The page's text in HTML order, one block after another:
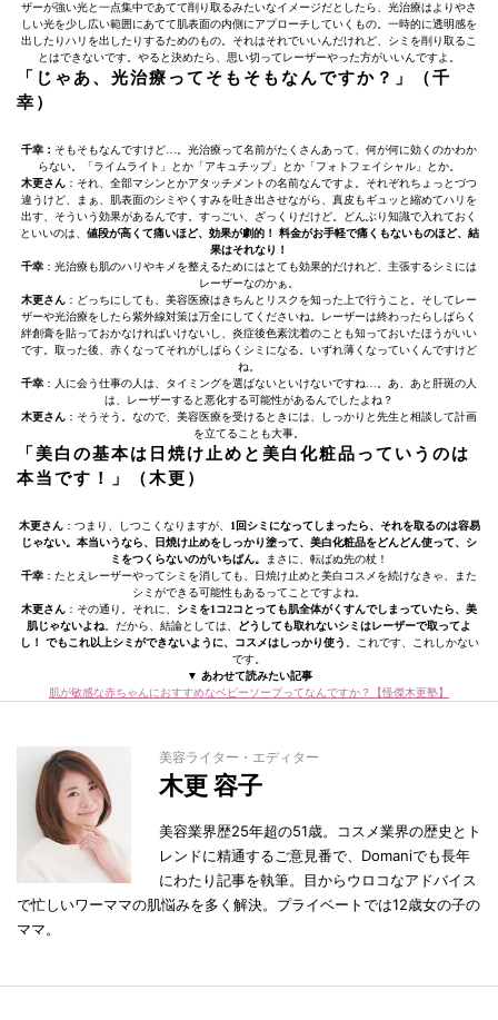
ザーが強い光と一点集中であてて削り取るみたいなイメージだとしたら、光治療はよりやさ
しい光を少し広い範囲にあてて肌表面の内側にアプローチしていくもの。一時的に透明感を
出したりハリを出したりするためのもの。それはそれでいいんだけれど、シミを削り取るこ
とはできないです。やると決めたら、思い切ってレーザーやった方がいいんですよ。
「じゃあ、光治療ってそもそもなんですか？」（千
幸）
千幸： そもそもなんですけど…。光治療って名前がたくさんあって、何が何に効くのかわか
らない。「ライムライト」とか「アキュチップ」とか「フォトフェイシャル」とか。
木更さん ：それ、全部マシンとかアタッチメントの名前なんですよ。それぞれちょっとづつ
違うけど、まぁ、肌表面のシミやくすみを吐き出させながら、真皮もギュッと縮めてハリを
出す、そういう効果があるんです。すっごい、ざっくりだけど。どんぶり知識で入れておく
といいのは、 値段が高くて痛いほど、効果が劇的！ 料金がお手軽で痛くもないものほど、結
果はそれなり！
千幸 ：光治療も肌のハリやキメを整えるためにはとても効果的だけれど、主張するシミには
レーザーなのかぁ。
木更さん ：どっちにしても、美容医療はきちんとリスクを知った上で行うこと。そしてレー
ザーや光治療をしたら紫外線対策は万全にしてくださいね。レーザーは終わったらしばらく
絆創膏を貼っておかなければいけないし、炎症後色素沈着のことも知っておいたほうがいい
です。取った後、赤くなってそれがしばらくシミになる。いずれ薄くなっていくんですけど
ね。
千幸 ：人に会う仕事の人は、タイミングを選ばないといけないですね…。あ、あと肝斑の人
は、レーザーすると悪化する可能性があるんでしたよね？
木更さん ：そうそう。なので、美容医療を受けるときには、しっかりと先生と相談して計画
を立てることも大事。
「美白の基本は日焼け止めと美白化粧品っていうのは
本当です！」（木更）
木更さん：つまり、しつこくなりますが、
1回シミになってしまったら、それを取るのは容易
じゃない。本当いうなら、日焼け止めをしっかり塗って、美白化粧品をどんどん使って、シ
ミをつくらないのがいちばん。
まさに、転ばぬ先の杖！
千幸 ：たとえレーザーやってシミを消しても、日焼け止めと美白コスメを続けなきゃ、また
シミができる可能性もあるってことですよね。
木更さん ：その通り。それに、 シミを1コ2コとっても肌全体がくすんでしまっていたら、美
肌じゃないよね 。だから、結論としては、 どうしても取れないシミはレーザーで取ってよ
し！ でもこれ以上シミができないように、コスメはしっかり使う
。これです、これしかない
です。
▼ あわせて読みたい記事
肌が敏感な赤ちゃんにおすすめなベビーソープってなんですか？【怪傑木更塾】
美容ライター・エディター
木更 容子
美容業界歴25年超の51歳。コスメ業界の歴史とト
レンドに精通するご意見番で、Domaniでも長年
にわたり記事を執筆。目からウロコなアドバイス
で忙しいワーママの肌悩みを多く解決。プライベートでは12歳女の子の
ママ。